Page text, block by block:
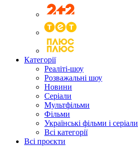
Категорії
Реаліті-шоу
Розважальні шоу
Новини
Серіали
Мультфільми
Фільми
Українські фільми і серіали
Всі категорії
Всі проєкти